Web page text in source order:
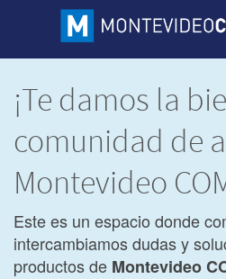
¡Te damos la
comunidad de
Montevideo
Este es un espacio donde
intercambiamos dudas y
productos de Montevideo